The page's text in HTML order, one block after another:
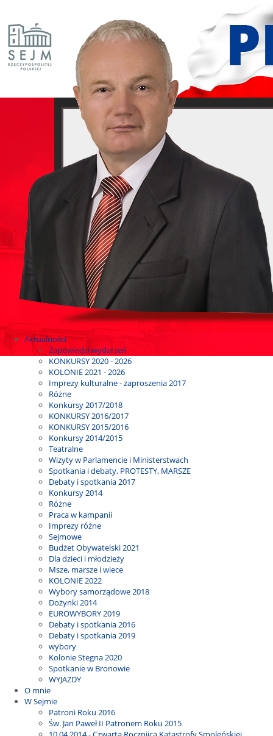
Aktualności
Zapowiedzi wydarzeń
KONKURSY 2020 - 2026
KOLONIE 2021 - 2026
Imprezy kulturalne - zaproszenia 2017
Różne
Konkursy 2017/2018
KONKURSY 2016/2017
KONKURSY 2015/2016
Konkursy 2014/2015
Teatralne
Wizyty w Parlamencie i Ministerstwach
Spotkania i debaty, PROTESTY, MARSZE
Debaty i spotkania 2017
Konkursy 2014
Różne
Praca w kampanii
Imprezy różne
Sejmowe
Budżet Obywatelski 2021
Dla dzieci i młodzieży
Msze, marsze i wiece
KOLONIE 2022
Wybory samorządowe 2018
Dożynki 2014
EUROWYBORY 2019
Debaty i spotkania 2016
Debaty i spotkania 2019
wybory
Kolonie Stegna 2020
Spotkanie w Bronowie
WYJAZDY
O mnie
W Sejmie
Patroni Roku 2016
Św. Jan Paweł II Patronem Roku 2015